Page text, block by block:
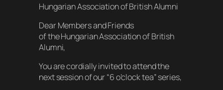
Hungarian Association of British Alumni
Dear Members and Friends
of the Hungarian Association of British
Alumni,
You are cordially invited to attend the
next session of our “6 o’clock tea” series,